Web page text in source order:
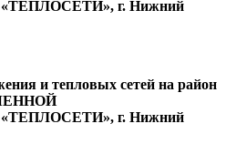
г. Нижний
и тепловых сетей на район
г. Нижний